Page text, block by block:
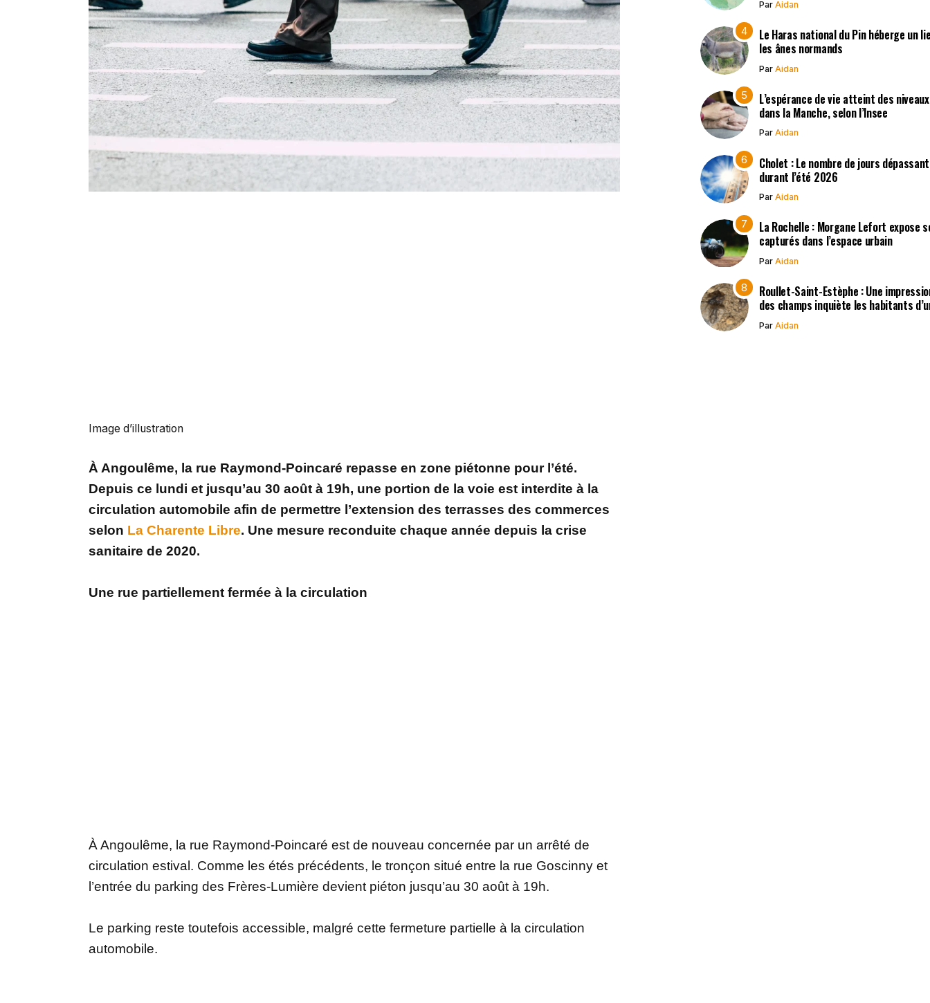
Image d’illustration
À Angoulême, la rue Raymond-Poincaré repasse en zone piétonne pour l’été.
Depuis ce lundi et jusqu’au 30 août à 19h, une portion de la voie est interdite à la
circulation automobile afin de permettre l’extension des terrasses des commerces
selon La Charente Libre. Une mesure reconduite chaque année depuis la crise
sanitaire de 2020.
Une rue partiellement fermée à la circulation
À Angoulême, la rue Raymond-Poincaré est de nouveau concernée par un arrêté de
circulation estival. Comme les étés précédents, le tronçon situé entre la rue Goscinny et
l’entrée du parking des Frères-Lumière devient piéton jusqu’au 30 août à 19h.
Le parking reste toutefois accessible, malgré cette fermeture partielle à la circulation
automobile.
Par Aidan
Le Haras national du Pin héberge un
les ânes normands
Par Aidan
L’espérance de vie atteint des
dans la Manche, selon l’Insee
Par Aidan
Cholet : Le nombre de jours
durant l’été 2026
Par Aidan
La Rochelle : Morgane Lefort
capturés dans l’espace urbain
Par Aidan
Roullet-Saint-Estèphe : Une
des champs inquiète les habitants
Par Aidan